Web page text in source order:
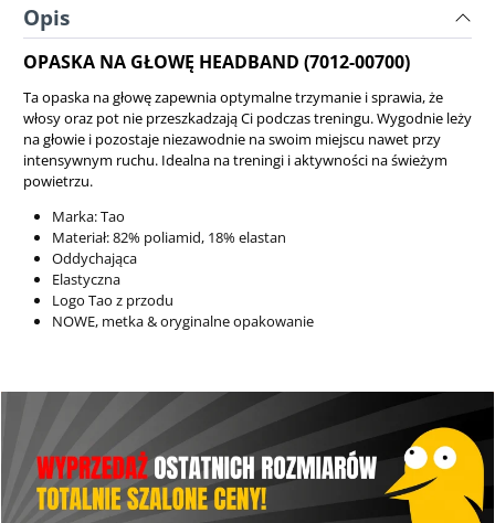
Opis
OPASKA NA GŁOWĘ HEADBAND (7012-00700)
Ta opaska na głowę zapewnia optymalne trzymanie i sprawia, że
włosy oraz pot nie przeszkadzają Ci podczas treningu. Wygodnie leży
na głowie i pozostaje niezawodnie na swoim miejscu nawet przy
intensywnym ruchu. Idealna na treningi i aktywności na świeżym
powietrzu.
Marka: Tao
Materiał: 82% poliamid, 18% elastan
Oddychająca
Elastyczna
Logo Tao z przodu
NOWE, metka & oryginalne opakowanie